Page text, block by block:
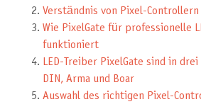
Verständnis von Pixel-Controllern
Wie PixelGate für professionelle
funktioniert
LED-Treiber PixelGate sind in
DIN, Arma und Boar
Auswahl des richtigen Pixel-